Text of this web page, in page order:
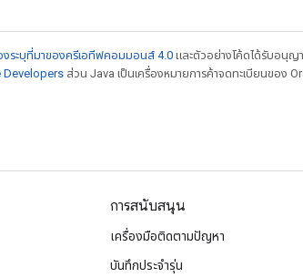
ระบุที่มาของครีเอทีฟคอมมอนส์ 4.0 และตัวอย่างโค้ดได้รับอนุญ
Developers ส่วน Java เป็นเครื่องหมายการค้าจดทะเบียนของ
การสนับสนุน
เครื่องมือติดตามปัญหา
บันทึกประจำรุ่น